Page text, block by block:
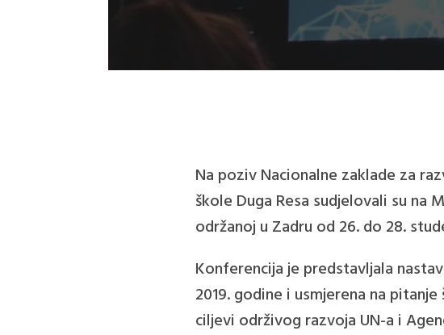
Na poziv Nacionalne zaklade za
škole Duga Resa sudjelovali su na
održanoj u Zadru od 26. do 28.
Konferencija je predstavljala
2019. godine i usmjerena na
ciljevi održivog razvoja UN-a i